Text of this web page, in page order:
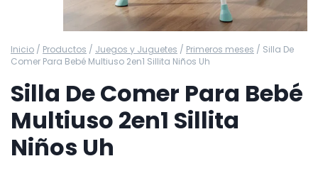
Inicio / Productos / Juegos y Juguetes / Primeros meses / Silla De
Comer Para Bebé Multiuso 2en1 Sillita Niños Uh
Silla De Comer Para Bebé
Multiuso 2en1 Sillita
Niños Uh